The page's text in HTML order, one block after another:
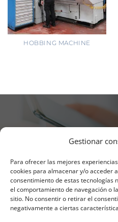
Gestionar
Para ofrecer las mejores
cookies para almacenar y/o acceder
consentimiento de estas tecnologías
el comportamiento de navegación o
sitio. No consentir o retirar el
negativamente a ciertas
HOBBING MACHINE
We are at your
Send us your request and
contact you as soon as